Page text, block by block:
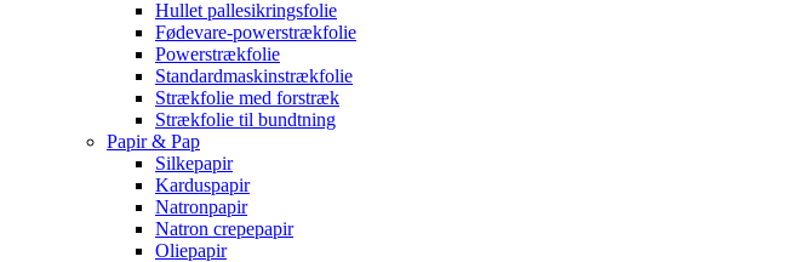
Hullet pallesikringsfolie
Fødevare-powerstrækfolie
Powerstrækfolie
Standardmaskinstrækfolie
Strækfolie med forstræk
Strækfolie til bundtning
Papir & Pap
Silkepapir
Karduspapir
Natronpapir
Natron crepepapir
Oliepapir